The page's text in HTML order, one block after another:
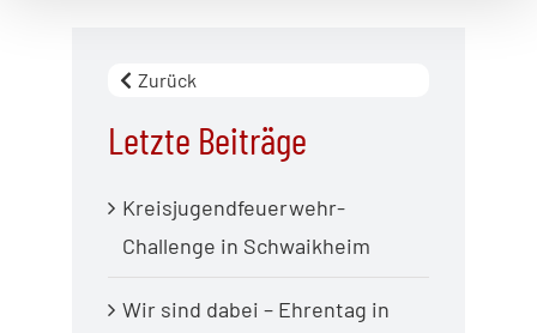
Zurück
Letzte Beiträge
Kreisjugendfeuerwehr-
Challenge in Schwaikheim
Wir sind dabei – Ehrentag in